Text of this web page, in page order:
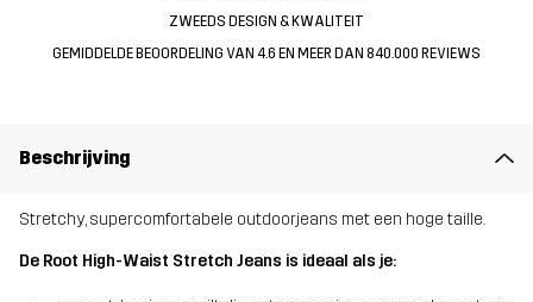
ZWEEDS DESIGN & KWALITEIT
GEMIDDELDE BEOORDELING VAN 4.6 EN MEER DAN 840.000 REVIEWS
Beschrijving
Stretchy, supercomfortabele outdoorjeans met een hoge taille.
De Root High-Waist Stretch Jeans is ideaal als je: